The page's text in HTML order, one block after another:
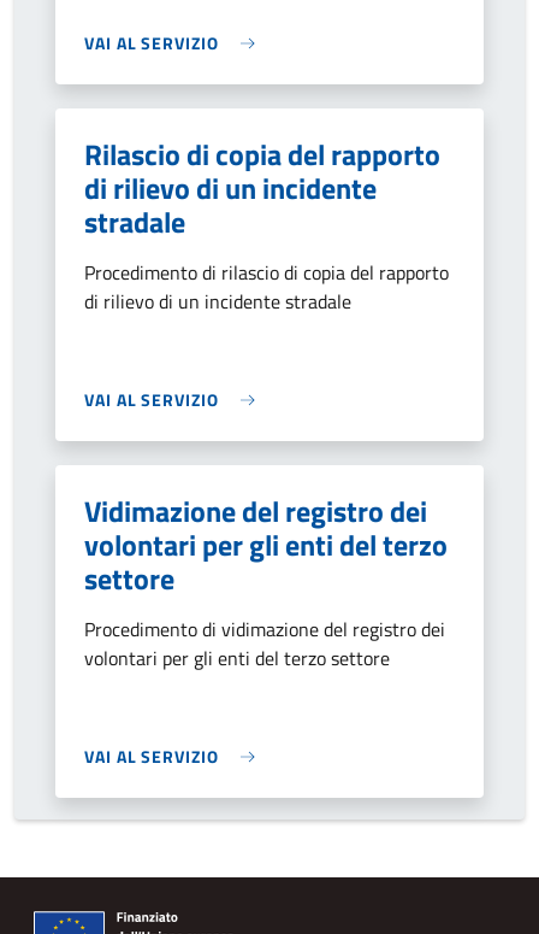
VAI AL SERVIZIO
Rilascio di copia del rapporto
di rilievo di un incidente
stradale
Procedimento di rilascio di copia del rapporto
di rilievo di un incidente stradale
VAI AL SERVIZIO
Vidimazione del registro dei
volontari per gli enti del terzo
settore
Procedimento di vidimazione del registro dei
volontari per gli enti del terzo settore
VAI AL SERVIZIO